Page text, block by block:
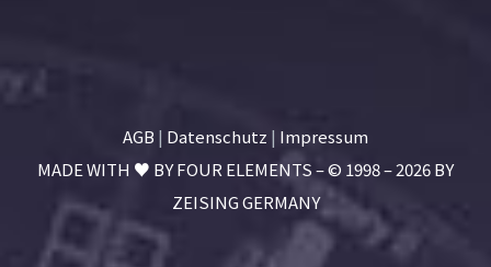
MADE WITH ♥ BYFOUR ELEMENTS– © 1998 – 2026 BY
ZEISING GERMANY
AGB | Datenschutz | Impressum